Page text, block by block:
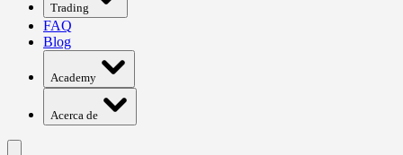
Trading
FAQ
Blog
Academy
Acerca de